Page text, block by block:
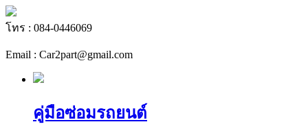
โทร : 084-0446069
Email : Car2part@gmail.com
คู่มือซ่อมรถยนต์